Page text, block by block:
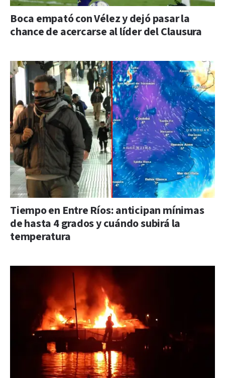
Boca empató con Vélez y dejó pasar la
chance de acercarse al líder del Clausura
Tiempo en Entre Ríos: anticipan mínimas
de hasta 4 grados y cuándo subirá la
temperatura